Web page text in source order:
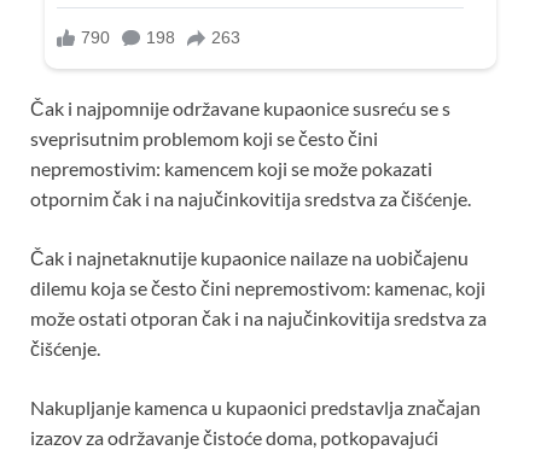
Čak i najpomnije održavane kupaonice susreću se s
sveprisutnim problemom koji se često čini
nepremostivim: kamencem koji se može pokazati
otpornim čak i na najučinkovitija sredstva za čišćenje.
Čak i najnetaknutije kupaonice nailaze na uobičajenu
dilemu koja se često čini nepremostivom: kamenac, koji
može ostati otporan čak i na najučinkovitija sredstva za
čišćenje.
Nakupljanje kamenca u kupaonici predstavlja značajan
izazov za održavanje čistoće doma, potkopavajući